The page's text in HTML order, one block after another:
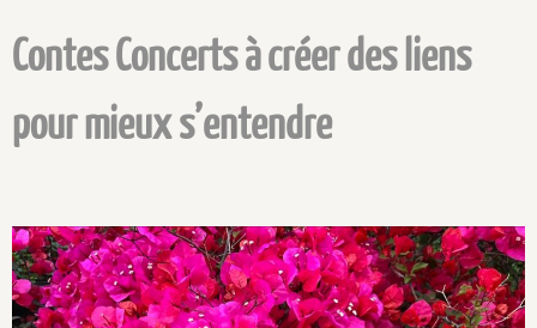
Contes Concerts à créer des liens
pour mieux s’entendre